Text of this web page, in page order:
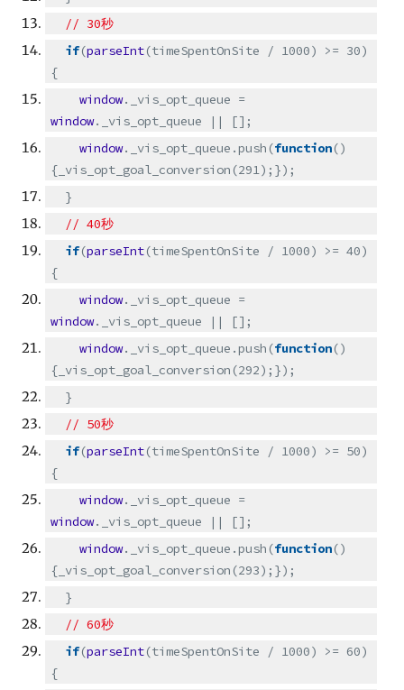
// 30秒
if(parseInt(timeSpentOnSite / 1000) >= 30)
{
window._vis_opt_queue =
window._vis_opt_queue || [];
window._vis_opt_queue.push(function()
{_vis_opt_goal_conversion(291);});
}
// 40秒
if(parseInt(timeSpentOnSite / 1000) >= 40)
{
window._vis_opt_queue =
window._vis_opt_queue || [];
window._vis_opt_queue.push(function()
{_vis_opt_goal_conversion(292);});
}
// 50秒
if(parseInt(timeSpentOnSite / 1000) >= 50)
{
window._vis_opt_queue =
window._vis_opt_queue || [];
window._vis_opt_queue.push(function()
{_vis_opt_goal_conversion(293);});
}
// 60秒
if(parseInt(timeSpentOnSite / 1000) >= 60)
{